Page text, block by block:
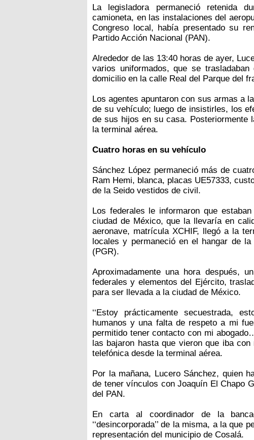
La legisladora permaneció retenida
camioneta, en las instalaciones del
Congreso local, había presentado su
Partido Acción Nacional (PAN).
Alrededor de las 13:40 horas de ayer,
varios uniformados, que se
domicilio en la calle Real del Parque del
Los agentes apuntaron con sus armas a
de su vehículo; luego de insistirles, los
de sus hijos en su casa. Posteriormente
la terminal aérea.
Cuatro horas en su vehículo
Sánchez López permaneció más de
Ram Hemi, blanca, placas UE57333,
de la Seido vestidos de civil.
Los federales le informaron que
ciudad de México, que la llevaría en
aeronave, matrícula XCHIF, llegó a la
locales y permaneció en el hangar de
(PGR).
Aproximadamente una hora después,
federales y elementos del Ejército,
para ser llevada a la ciudad de México.
‘‘Estoy prácticamente secuestrada,
humanos y una falta de respeto a mi
permitido tener contacto con mi
las bajaron hasta que vieron que iba
telefónica desde la terminal aérea.
Por la mañana, Lucero Sánchez, quien
de tener vínculos con Joaquín El Chapo
del PAN.
En carta al coordinador de la
‘‘desincorporada’’ de la misma, a la
representación del municipio de Cosalá.